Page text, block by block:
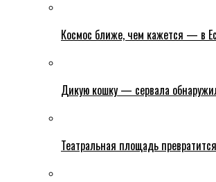
Космос ближе, чем кажется — в
Дикую кошку — сервала
Театральная площадь